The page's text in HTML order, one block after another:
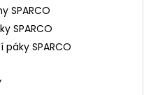
SPARCO
SPARCO
SPARCO